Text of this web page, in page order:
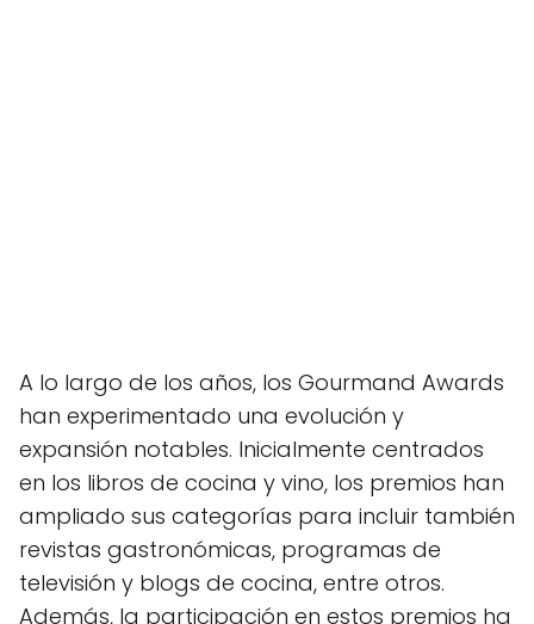
A lo largo de los años, los Gourmand Awards
han experimentado una evolución y
expansión notables. Inicialmente centrados
en los libros de cocina y vino, los premios han
ampliado sus categorías para incluir también
revistas gastronómicas, programas de
televisión y blogs de cocina, entre otros.
Además, la participación en estos premios ha